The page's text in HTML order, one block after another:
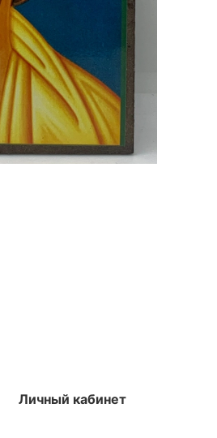
Личный кабинет